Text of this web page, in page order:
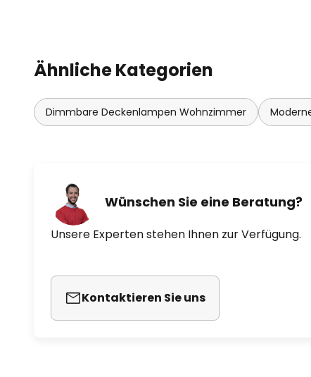
Ähnliche Kategorien
Dimmbare Deckenlampen Wohnzimmer
Wünschen Sie eine Beratung?
Unsere Experten stehen Ihnen zur Verfügung.
Kontaktieren Sie uns